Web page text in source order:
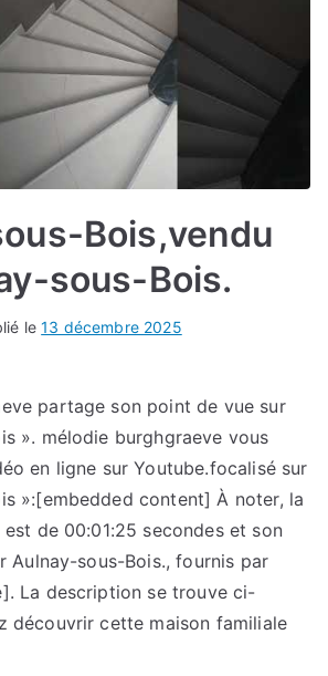
Bois,vendu
sous-Bois.
le13 décembre 2025
partage son point de vue sur
». mélodie burghgraeve vous
en ligne sur Youtube.focalisé sur
»:[embedded content] À noter, la
de 00:01:25 secondes et son
Aulnay-sous-Bois., fournis par
La description se trouve ci-
découvrir cette maison familiale